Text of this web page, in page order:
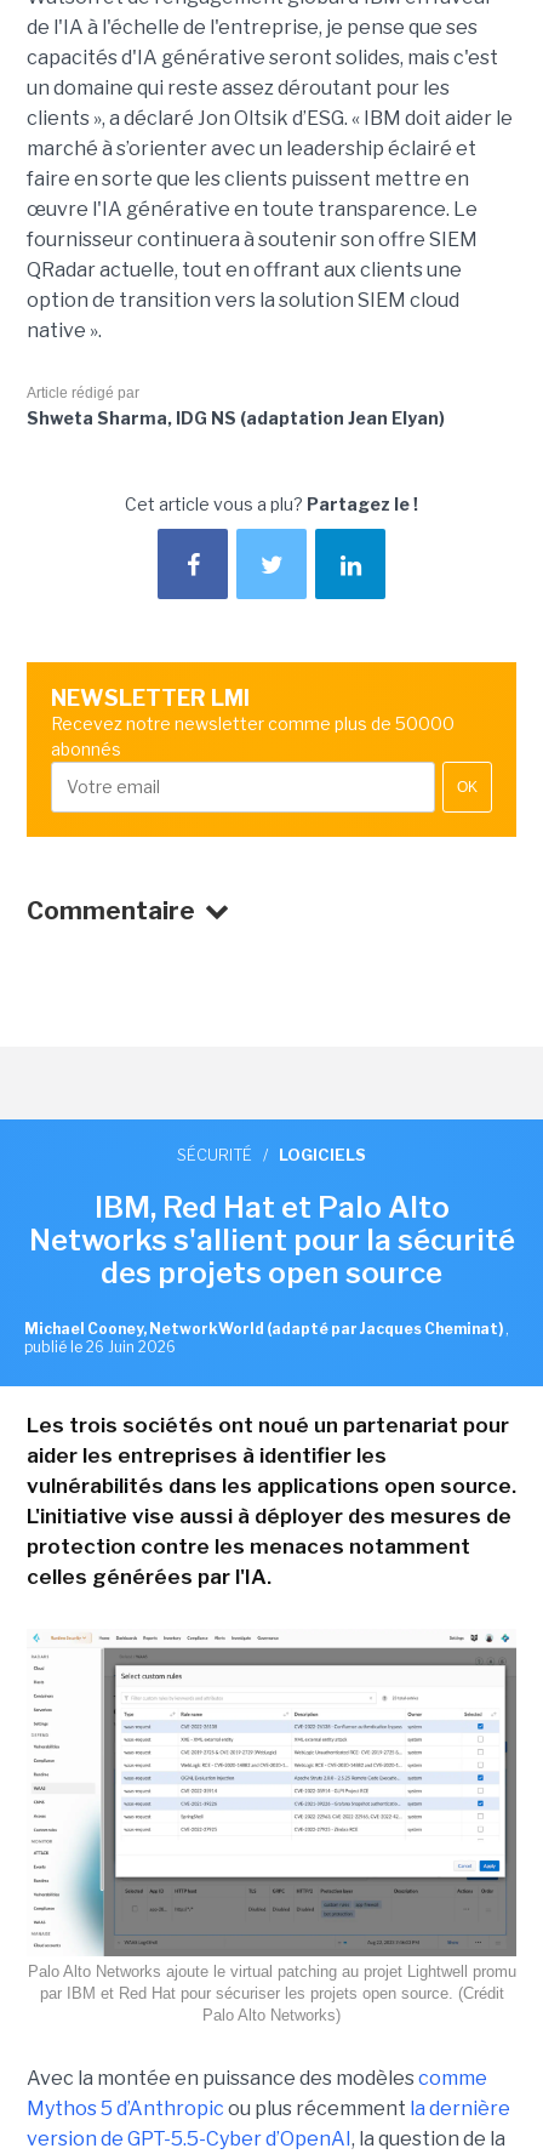
de l'IA à l'échelle de l'entreprise, je pense que ses
capacités d'IA générative seront solides, mais c'est
un domaine qui reste assez déroutant pour les
clients », a déclaré Jon Oltsik d’ESG. « IBM doit aider le
marché à s’orienter avec un leadership éclairé et
faire en sorte que les clients puissent mettre en
œuvre l'IA générative en toute transparence. Le
fournisseur continuera à soutenir son offre SIEM
QRadar actuelle, tout en offrant aux clients une
option de transition vers la solution SIEM cloud
native ».
Article rédigé par
Shweta Sharma, IDG NS (adaptation Jean Elyan)
Cet article vous a plu? Partagez le !
NEWSLETTER LMI
Recevez notre newsletter comme plus de 50000
abonnés
OK
Commentaire
SÉCURITÉ / LOGICIELS
IBM, Red Hat et Palo Alto
Networks s'allient pour la sécurité
des projets open source
Michael Cooney, NetworkWorld (adapté par Jacques Cheminat) ,
publié le 26 Juin 2026
Les trois sociétés ont noué un partenariat pour
aider les entreprises à identifier les
vulnérabilités dans les applications open source.
L'initiative vise aussi à déployer des mesures de
protection contre les menaces notamment
celles générées par l'IA.
Palo Alto Networks ajoute le virtual patching au projet Lightwell promu
par IBM et Red Hat pour sécuriser les projets open source. (Crédit
Palo Alto Networks)
Avec la montée en puissance des modèlescomme
Mythos 5 d’Anthropic ou plus récemment la dernière
version de GPT-5.5-Cyber d’OpenAI, la question de la